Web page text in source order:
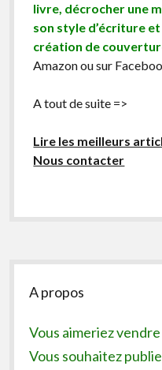
livre, décrocher une
son style d’écriture
création de
Amazon ou sur
A tout de suite =>
Lire les meilleurs
Nous contacter
Sidebar
A propos
Vous aimeriez
Vous souhaitez